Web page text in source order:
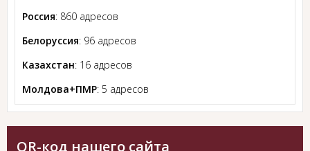
Россия: 860 адресов
Белоруссия: 96 адресов
Казахстан: 16 адресов
Молдова+ПМР: 5 адресов
QR-код нашего сайта